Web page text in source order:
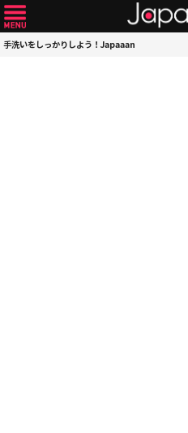
手洗いをしっかりしよう！Japaaan